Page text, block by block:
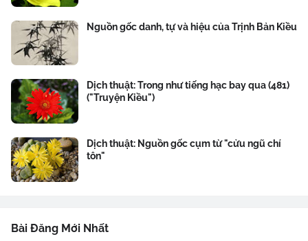
Nguồn gốc danh, tự và hiệu của Trịnh Bản Kiều
Dịch thuật: Trong như tiếng hạc bay qua (481)
("Truyện Kiều")
Dịch thuật: Nguồn gốc cụm từ "cửu ngũ chí
tôn"
Bài Đăng Mới Nhất